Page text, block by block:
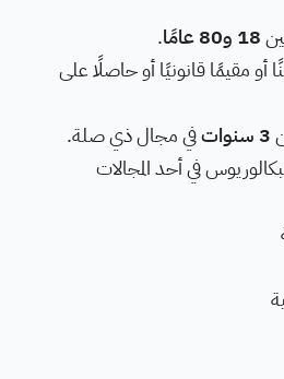
18 و80 عامًا
.
أو مقيمًا قانونيًا أو حاصلًا على
3 سنوات
في مجال ذي صلة.
في أحد المجالات